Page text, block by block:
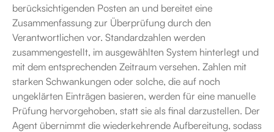
berücksichtigenden Posten an und bereitet eine
Zusammenfassung zur Überprüfung durch den
Verantwortlichen vor. Standardzahlen werden
zusammengestellt, im ausgewählten System hinterlegt und
mit dem entsprechenden Zeitraum versehen. Zahlen mit
starken Schwankungen oder solche, die auf noch
ungeklärten Einträgen basieren, werden für eine manuelle
Prüfung hervorgehoben, statt sie als final darzustellen. Der
Agent übernimmt die wiederkehrende Aufbereitung, sodass